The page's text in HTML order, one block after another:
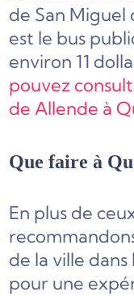
de San
est le bus
environ 11
pouvez
de Allende à
Que faire à
En plus de
de la ville dans
pour une